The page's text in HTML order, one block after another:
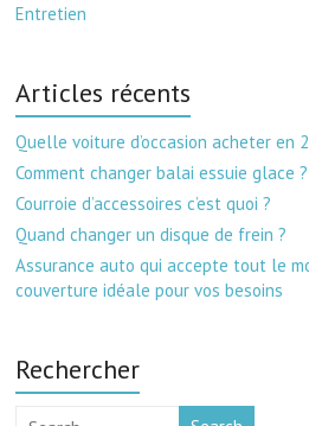
Entretien
Articles récents
Quelle voiture d’occasion acheter en
Comment changer balai essuie glace ?
Courroie d’accessoires c’est quoi ?
Quand changer un disque de frein ?
Assurance auto qui accepte tout le
couverture idéale pour vos besoins
Rechercher